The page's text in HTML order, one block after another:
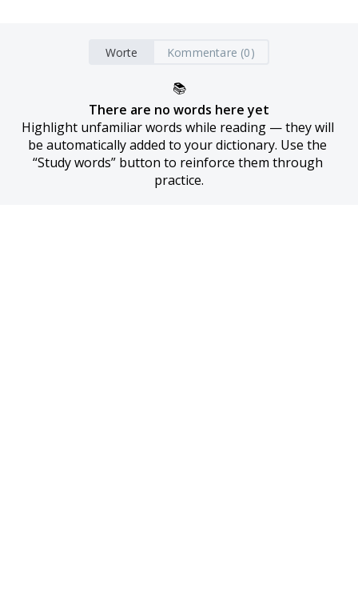
Worte Kommentare (0)
📚
There are no words here yet
Highlight unfamiliar words while reading — they will
be automatically added to your dictionary. Use the
“Study words” button to reinforce them through
practice.